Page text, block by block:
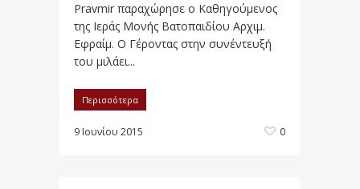
Pravmir παραχώρησε ο Καθηγούμενος
της Ιεράς Μονής Βατοπαιδίου Αρχιμ.
Εφραίμ. Ο Γέροντας στην συνέντευξή
του μιλάει...
Περισσότερα
9 Ιουνίου 2015 0